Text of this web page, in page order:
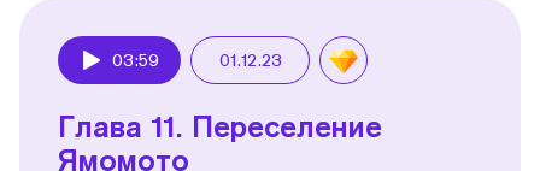
03:59 01.12.23
Глава 11. Переселение
Ямомото